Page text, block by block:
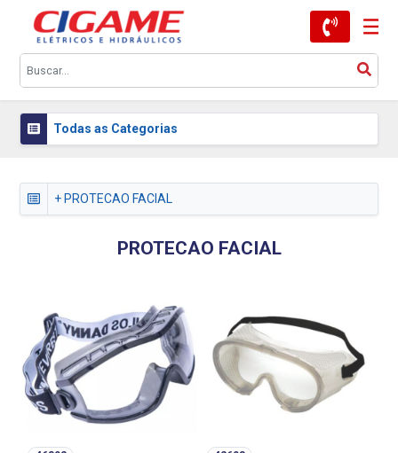
Todas as Categorias
+ PROTECAO FACIAL
PROTECAO FACIAL